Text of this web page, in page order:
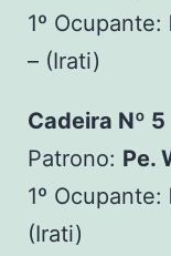
1º Ocupante:
– (Irati)
Cadeira Nº 5
Patrono: Pe.
1º Ocupante:
(Irati)